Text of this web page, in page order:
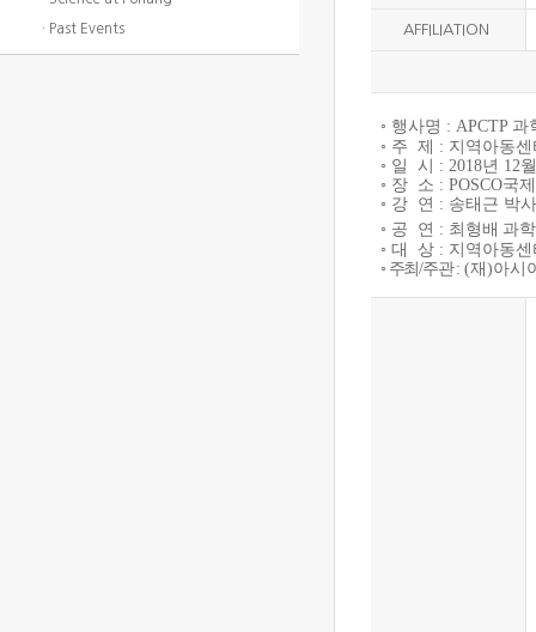
· Past Events AFFILIATION
◦ 행사명 : APCTP 과
◦ 주 제 : 지역아동
◦ 일 시 : 2018년 12
◦ 장 소 : POSCO국
◦ 강 연 : 송태근 박사
◦ 공 연 : 최형배 과
◦ 대 상 : 지역아동
◦ 주최/주관: (재)아시